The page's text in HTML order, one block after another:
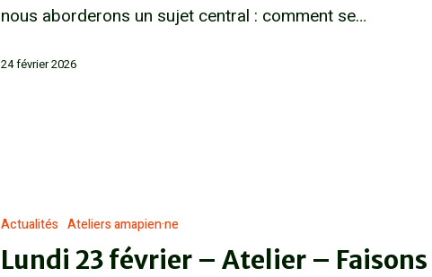
nous aborderons un sujet central : comment se…
24 février 2026
Actualités Ateliers amapien·ne
Lundi 23 février – Atelier – Faisons